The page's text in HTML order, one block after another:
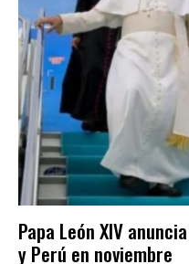
Papa León XIV
y Perú en noviembre